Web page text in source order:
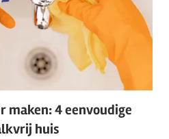
4 eenvoudige
huis